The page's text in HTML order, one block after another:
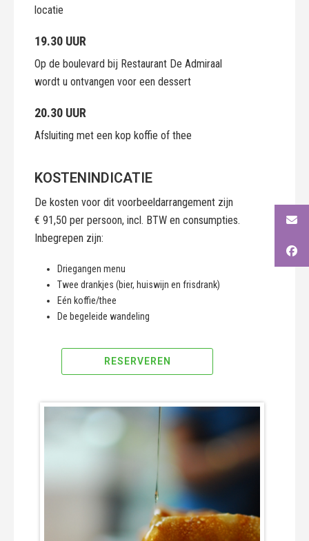
locatie
19.30 UUR
Op de boulevard bij Restaurant De Admiraal
wordt u ontvangen voor een dessert
20.30 UUR
Afsluiting met een kop koffie of thee
KOSTENINDICATIE
De kosten voor dit voorbeeldarrangement zijn
€ 91,50 per persoon, incl. BTW en consumpties.
Inbegrepen zijn:
Driegangen menu
Twee drankjes (bier, huiswijn en frisdrank)
Eén koffie/thee
De begeleide wandeling
RESERVEREN